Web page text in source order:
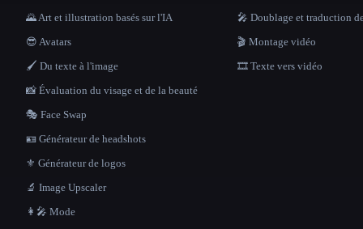
🌄 Art et illustration basés sur l'IA
😎 Avatars
🖌️ Du texte à l'image
📸 Évaluation du visage et de la beauté
🎭 Face Swap
🪪 Générateur de headshots
⚜️ Générateur de logos
🔬 Image Upscaler
👩‍🎤 Mode
🎤 Doublage et traduction
🎬 Montage vidéo
🎞️ Texte vers vidéo